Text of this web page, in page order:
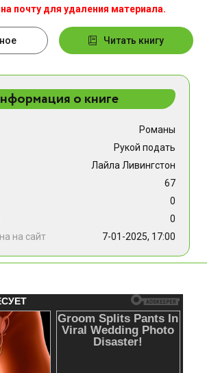
почту для удаления материала.
Читать книгу
о книге
Романы
Рукой подать
Лайла Ливингстон
67
0
0
на сайт
7-01-2025, 17:00